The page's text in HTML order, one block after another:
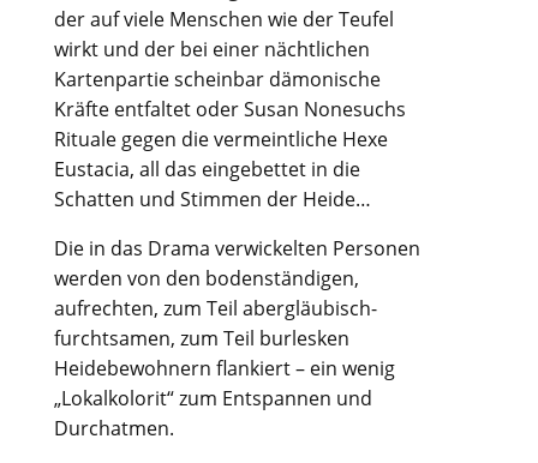
der auf viele Menschen wie der Teufel
wirkt und der bei einer nächtlichen
Kartenpartie scheinbar dämonische
Kräfte entfaltet oder Susan Nonesuchs
Rituale gegen die vermeintliche Hexe
Eustacia, all das eingebettet in die
Schatten und Stimmen der Heide…
Die in das Drama verwickelten Personen
werden von den bodenständigen,
aufrechten, zum Teil abergläubisch-
furchtsamen, zum Teil burlesken
Heidebewohnern flankiert – ein wenig
„Lokalkolorit“ zum Entspannen und
Durchatmen.